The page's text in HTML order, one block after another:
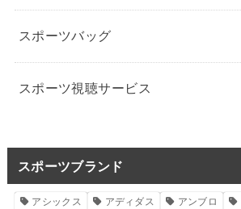
スポーツバッグ
スポーツ視聴サービス
スポーツブランド
アシックス アディダス アンブロ